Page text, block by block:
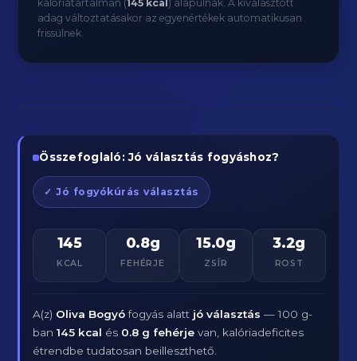
kalóriatartalmán (145 kcal ) alapulnak. A kiválasztott
adag változtatásakor az egyenértékek automatikusan
frissülnek.
Összefoglaló: Jó választás fogyáshoz?
✓ Jó fogyókúrás választás
145
KCAL
0.8g
FEHÉRJE
15.0g
ZSÍR
3.2g
ROST
A(z) Oliva Bogyófogyás alatt jó választás — 100 g-
ban145 kcal és 0.8 g fehérje van, kalóriadeficites
étrendbe tudatosan beilleszthető.